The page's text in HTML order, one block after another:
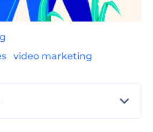
video marketing